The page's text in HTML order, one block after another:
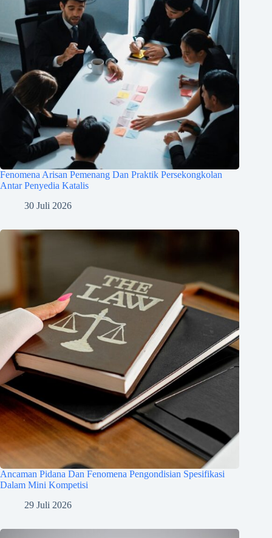
Fenomena Arisan Pemenang Dan Praktik Persekongkolan
Antar Penyedia Katalis
30 Juli 2026
Ancaman Pidana Dan Fenomena Pengondisian Spesifikasi
Dalam Mini Kompetisi
29 Juli 2026